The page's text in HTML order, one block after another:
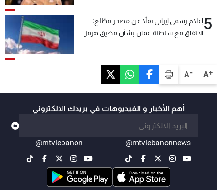
A+
A-
5إعلام رسمي إيراني نقلاً عن مصدر مطّلع:
الاتفاق مع سلطنة عمان بشأن مضيق هرمز
أهم الأخبار و الفيديوهات في بريدك الالكتروني
@mtvlebanonnews
@mtvlebanon